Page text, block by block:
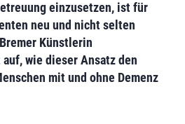
einzusetzen, ist für
neu und nicht selten
Künstlerin
wie dieser Ansatz den
mit und ohne Demenz